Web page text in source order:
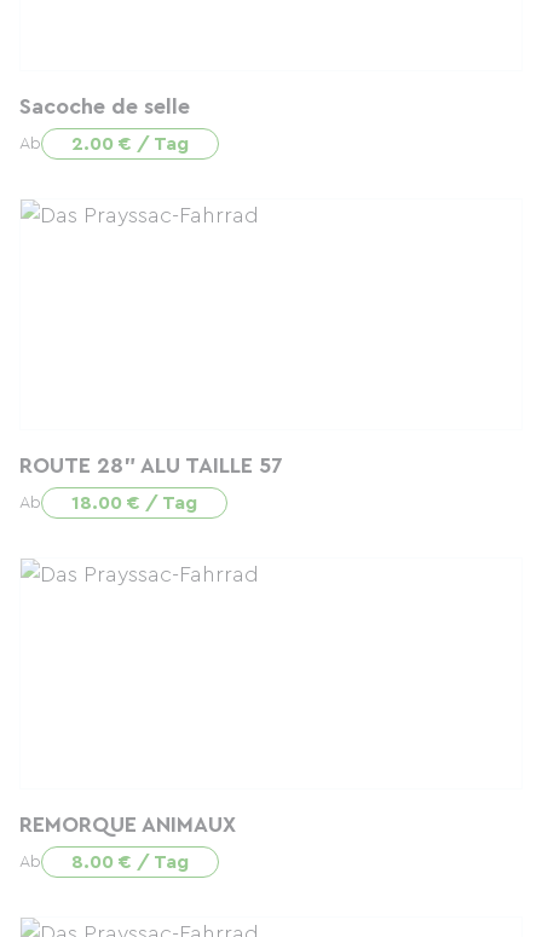
Sacoche de selle
Ab 2.00 € / Tag
ROUTE 28" ALU TAILLE 57
Ab 18.00 € / Tag
REMORQUE ANIMAUX
Ab 8.00 € / Tag